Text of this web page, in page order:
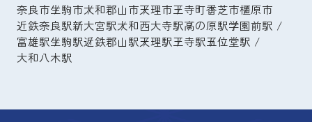
奈良市生駒市大和郡山市天理市王寺町香芝市橿原市
近鉄奈良駅新大宮駅大和西大寺駅高の原駅学園前駅
富雄駅生駒駅近鉄郡山駅天理駅王寺駅五位堂駅
大和八木駅